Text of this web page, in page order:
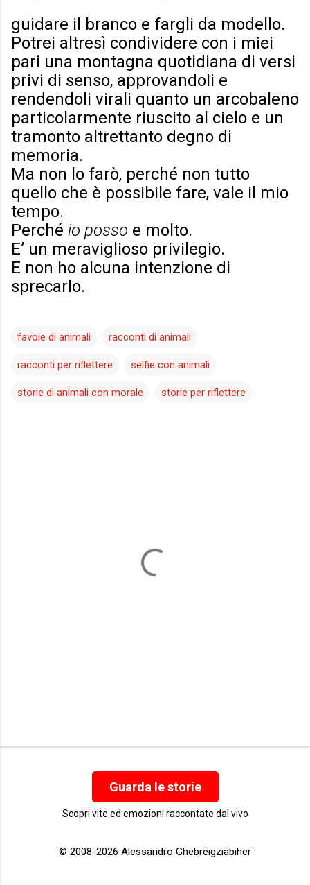
guidare il branco e fargli da modello.
Potrei altresì condividere con i miei
pari una montagna quotidiana di versi
privi di senso, approvandoli e
rendendoli virali quanto un arcobaleno
particolarmente riuscito al cielo e un
tramonto altrettanto degno di
memoria.
Ma non lo farò, perché non tutto
quello che è possibile fare, vale il mio
tempo.
Perché io posso e molto.
E’ un meraviglioso privilegio.
E non ho alcuna intenzione di
sprecarlo.
favole di animali racconti di animali
racconti per riflettere selfie con animali
storie di animali con morale storie per riflettere
Guarda le storie
Scopri vite ed emozioni raccontate dal vivo
© 2008-2026 Alessandro Ghebreigziabiher